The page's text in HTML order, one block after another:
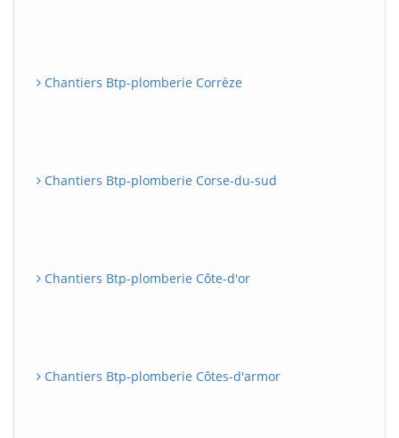
Chantiers Btp-plomberie Corrèze
Chantiers Btp-plomberie Corse-du-sud
Chantiers Btp-plomberie Côte-d'or
Chantiers Btp-plomberie Côtes-d'armor